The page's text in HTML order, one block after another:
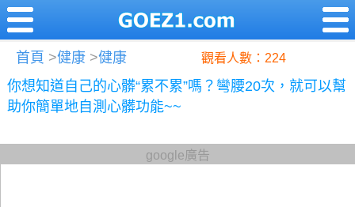
首頁 >健康 >健康 觀看人數：224
你想知道自己的心髒“累不累”嗎？彎腰20次，就可以幫
助你簡單地自測心髒功能~~
google廣告